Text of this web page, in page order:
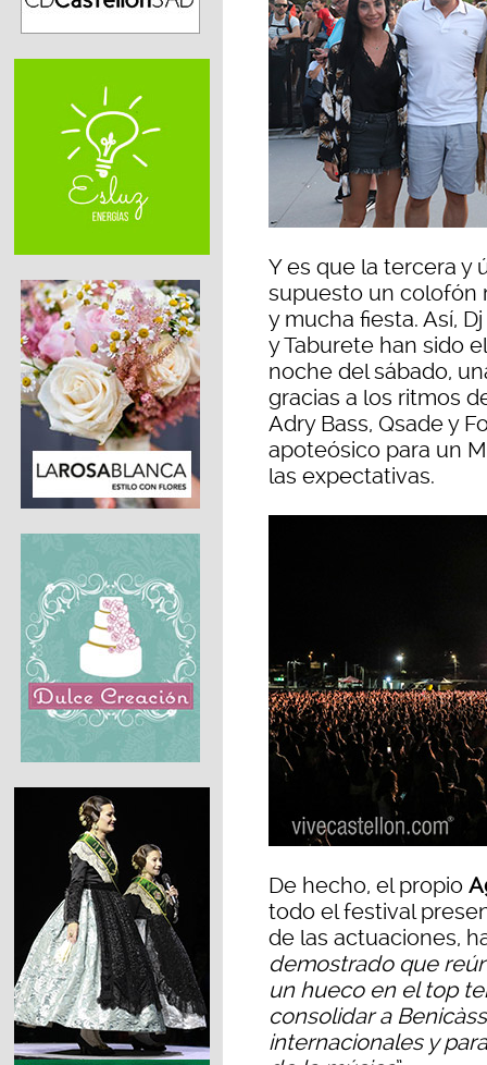
Y es que la tercera y
supuesto un colofón
y mucha fiesta. Así,
y Taburete han sido
noche del sábado,
gracias a los ritmos
Adry Bass, Qsade y
apoteósico para un
las expectativas.
De hecho, el propio
todo el festival
de las actuaciones,
demostrado que
un hueco en el top
consolidar a
internacionales y